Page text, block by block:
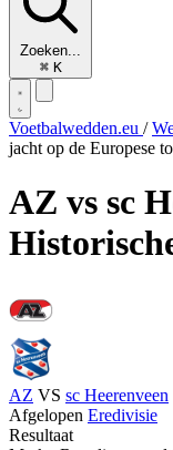
Zoeken...
⌘ K
Voetbalwedden.eu /
jacht op de Europese
AZ vs sc
AZ VS sc Heerenveen
Afgelopen Eredivisie
Resultaat